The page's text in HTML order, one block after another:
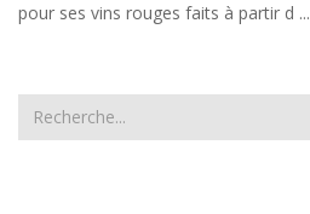
pour ses vins rouges faits à partir d ...